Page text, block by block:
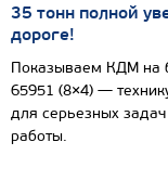
35 тонн полной
дороге!
Показываем КДМ на
65951 (8×4) —
для серьезных
работы.